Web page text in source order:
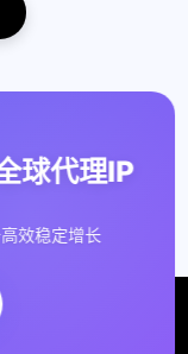
球代理IP
效稳定增长